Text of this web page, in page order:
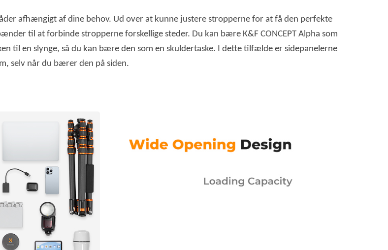
afhængigt af dine behov. Ud over at kunne justere stropperne for at få den perfekte
til at forbinde stropperne forskellige steder. Du kan bære K&F CONCEPT Alpha som
til en slynge, så du kan bære den som en skuldertaske. I dette tilfælde er sidepanelerne
selv når du bærer den på siden.